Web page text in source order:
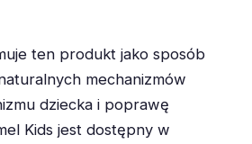
ten produkt jako sposób
mechanizmów
dziecka i poprawę
Kids jest dostępny w